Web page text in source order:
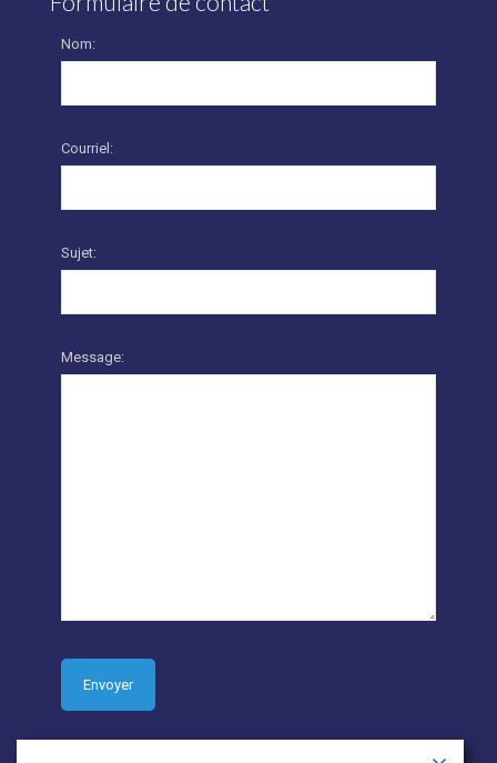
Nom:
Courriel:
Sujet:
Message: